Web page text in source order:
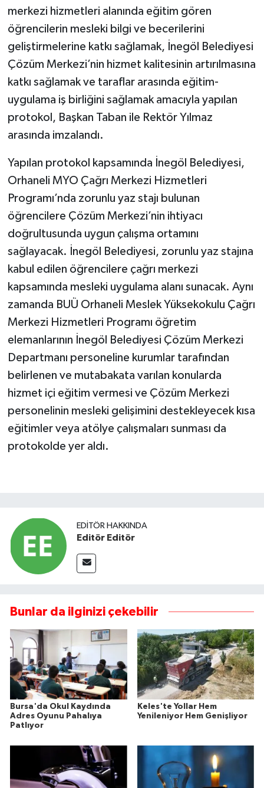
merkezi hizmetleri alanında eğitim gören
öğrencilerin mesleki bilgi ve becerilerini
geliştirmelerine katkı sağlamak, İnegöl Belediyesi
Çözüm Merkezi’nin hizmet kalitesinin artırılmasına
katkı sağlamak ve taraflar arasında eğitim-
uygulama iş birliğini sağlamak amacıyla yapılan
protokol, Başkan Taban ile Rektör Yılmaz
arasında imzalandı.
Yapılan protokol kapsamında İnegöl Belediyesi,
Orhaneli MYO Çağrı Merkezi Hizmetleri
Programı’nda zorunlu yaz stajı bulunan
öğrencilere Çözüm Merkezi’nin ihtiyacı
doğrultusunda uygun çalışma ortamını
sağlayacak. İnegöl Belediyesi, zorunlu yaz stajına
kabul edilen öğrencilere çağrı merkezi
kapsamında mesleki uygulama alanı sunacak. Aynı
zamanda BUÜ Orhaneli Meslek Yüksekokulu Çağrı
Merkezi Hizmetleri Programı öğretim
elemanlarının İnegöl Belediyesi Çözüm Merkezi
Departmanı personeline kurumlar tarafından
belirlenen ve mutabakata varılan konularda
hizmet içi eğitim vermesi ve Çözüm Merkezi
personelinin mesleki gelişimini destekleyecek kısa
eğitimler veya atölye çalışmaları sunması da
protokolde yer aldı.
EDITÖR HAKKINDA
Editör Editör
Bunlar da ilginizi çekebilir
Bursa'da Okul Kaydında
Adres Oyunu Pahalıya
Patlıyor
Keles'te Yollar Hem
Yenileniyor Hem Genişliyor